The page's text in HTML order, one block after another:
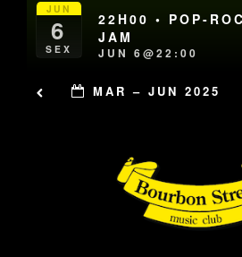
JUN
6
SEX
22H00 • POP-
JAM
JUN 6@22:00
MAR – JUN 2025